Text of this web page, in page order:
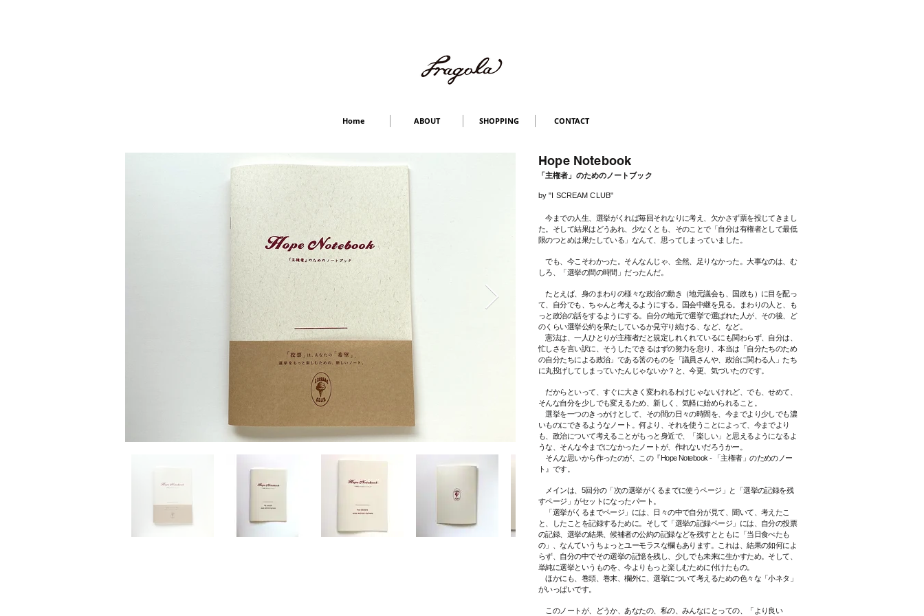
Home ABOUT SHOPPING CONTACT
Hope Notebook
「主権者」のためのノートブック
by "I SCREAM CLUB"
今までの人生、 選挙がくれば毎回それなりに考え、欠かさず票を投じてきまし
た。そして結果はどうあれ、少なくとも、そのことで「自分は有権者として最低
限のつとめは果たしている」なんて、思ってしまっていました。
​ でも、今こそわかった。そんなんじゃ、全然、足りなかった。大事なのは、む
しろ、「選挙の間の時間」だったんだ。
たとえば、身のまわりの様々な政治の動き（地元議会も、国政も）に目を配っ
て、自分でも、ちゃんと考えるようにする。国会中継を見る。まわりの人と、も
っと政治の話をするようにする。自分の地元で選挙で選ばれた人が、その後、ど
のくらい選挙公約を果たしているか見守り続ける、など、など。
憲法は、一人ひとりが主権者だと規定しれくれているにも関わらず、 自分は、
忙しさを言い訳に、そうしたできるはずの努力を怠り、本当は「自分たちのため
の自分たちによる政治」である筈のものを「議員さんや、政治に関わる人」たち
に丸投げしてしまっていたんじゃないか？ と、今更、気づいたのです。
​ だからといって、すぐに大きく変われるわけじゃないけれど、でも、せめて、
そんな自分を少しでも変えるため、新しく、気軽に始められること。
選挙を一つのきっかけとして、その間の日々の時間を、今までより少しでも濃
いものにできるようなノート。何より、それを使うことによって、今までより
も、政治について考えることがもっと身近で、「楽しい」と思えるようになるよ
うな、そんな今までになかったノートが、作れないだろうかー。
そんな思いから作ったのが、この『Hope Notebook - 「主権者」のためのノー
ト』です。
メインは、5回分の「次の選挙がくるまでに使うページ」と「選挙の記録を残
すページ」がセットになったパート。
「選挙がくるまでページ」には、日々の中で自分が見て、聞いて、考えたこ
と、したことを記録するために。そして 「選挙の記録ページ」には、自分の投票
の記録、選挙の結果、候補者の公約の記録などを残すとともに「当日食べたも
の」、なんていうちょっとユーモラスな欄もあります。
これは、結果の如何によ
らず、自分の中でその選挙の記憶を残し、少しでも未来に生かすため。そして、
単純に選挙というものを、今よりもっと楽しむために付けたもの。
ほかにも、巻頭、巻末、欄外に、選挙について考えるための色々な「小ネタ」
がいっぱいです。
このノートが、どうか、あなたの、私の、みんなにとっての、「より良い